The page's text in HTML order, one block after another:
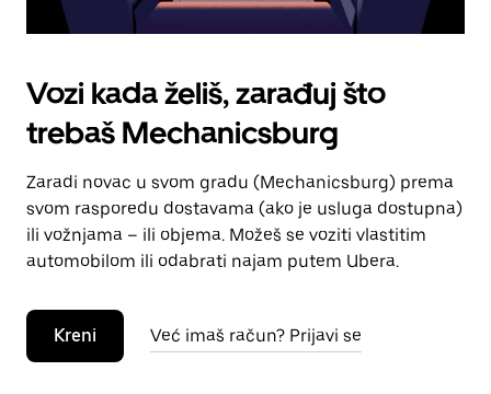
Vozi kada želiš, zarađuj što
trebaš Mechanicsburg
Zaradi novac u svom gradu (Mechanicsburg) prema
svom rasporedu dostavama (ako je usluga dostupna)
ili vožnjama – ili objema. Možeš se voziti vlastitim
automobilom ili odabrati najam putem Ubera.
Kreni Već imaš račun? Prijavi se